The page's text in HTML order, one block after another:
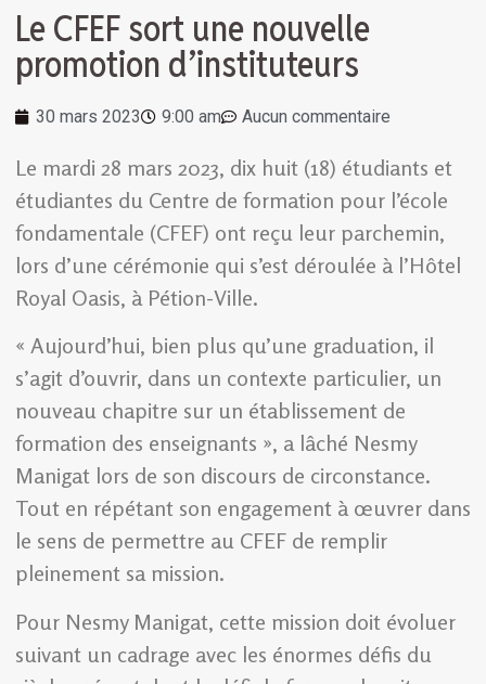
Le CFEF sort une nouvelle
promotion d’instituteurs
30 mars 2023 9:00 am Aucun commentaire
Le mardi 28 mars 2023, dix huit (18) étudiants et
étudiantes du Centre de formation pour l’école
fondamentale (CFEF) ont reçu leur parchemin,
lors d’une cérémonie qui s’est déroulée à l’Hôtel
Royal Oasis, à Pétion-Ville.
« Aujourd’hui, bien plus qu’une graduation, il
s’agit d’ouvrir, dans un contexte particulier, un
nouveau chapitre sur un établissement de
formation des enseignants », a lâché Nesmy
Manigat lors de son discours de circonstance.
Tout en répétant son engagement à œuvrer dans
le sens de permettre au CFEF de remplir
pleinement sa mission.
Pour Nesmy Manigat, cette mission doit évoluer
suivant un cadrage avec les énormes défis du